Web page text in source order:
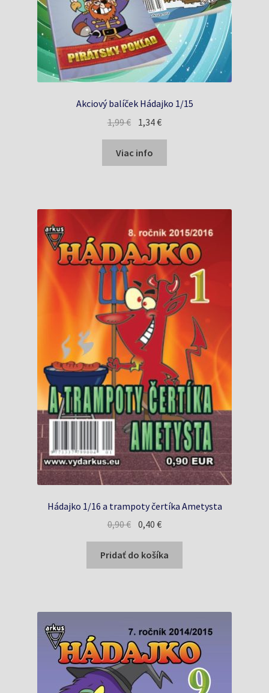
Akciový balíček Hádajko 1/15
1,99€ Pôvodná
bola:
1,99 €.
1,34€Aktuálna
1,34 €.
Viac info
Hádajko 1/16 a trampoty čertíka Ametysta
0,90€ Pôvodná
cena
bola:
0,90 €.
0,40€Aktuálna
cena
je:
0,40 €.
Pridať do košíka